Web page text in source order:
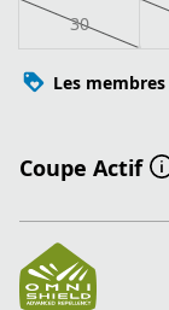
30
Les
Coupe Actif